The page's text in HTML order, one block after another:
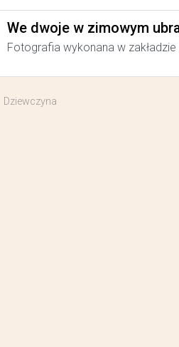
We dwoje w zimowym
Fotografia wykonana w
Dziewczyna